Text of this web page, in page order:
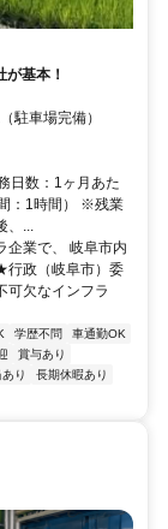
基本！
駐車場完備）
日数：1ヶ月あた
：1時間） ※残業
、...
企業で、 岐阜市内
行政（岐阜市）委
可欠なインフラ
学歴不問
車通勤OK
賞与あり
り
長期休暇あり